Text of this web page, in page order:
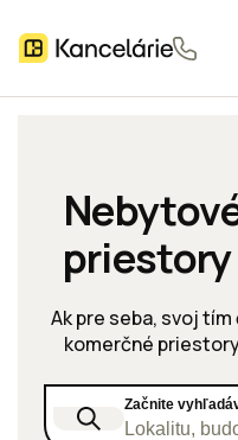
Ak pre seba, svoj
komerčné
Začnite
Lokalitu,